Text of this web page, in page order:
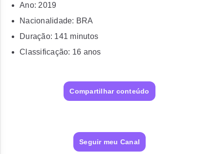
Ano: 2019
Nacionalidade: BRA
Duração: 141 minutos
Classificação: 16 anos
Compartilhar conteúdo
Seguir meu Canal